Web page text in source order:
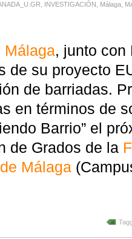
INVESTIGACIÓN Málaga
Málaga, junto
de su proyecto
de barriadas.
en términos de
Barrio” el
de Grados de la
Málaga